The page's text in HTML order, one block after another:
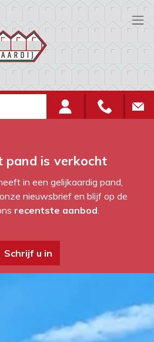
inhoud gaan
pand is verkocht
in een gelijkaardig pand,
nieuwsbrief en blijf op de
recentste aanbod.
Schrijf u in